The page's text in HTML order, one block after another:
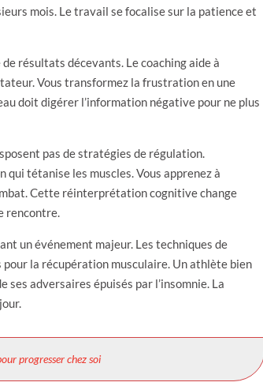
mois. Le travail se focalise sur la patience et
résultats décevants. Le coaching aide à
Vous transformez la frustration en une
doit digérer l’information négative pour ne plus
pas de stratégies de régulation.
qui tétanise les muscles. Vous apprenez à
Cette réinterprétation cognitive change
rencontre.
un événement majeur. Les techniques de
la récupération musculaire. Un athlète bien
adversaires épuisés par l’insomnie. La
progresser chez soi